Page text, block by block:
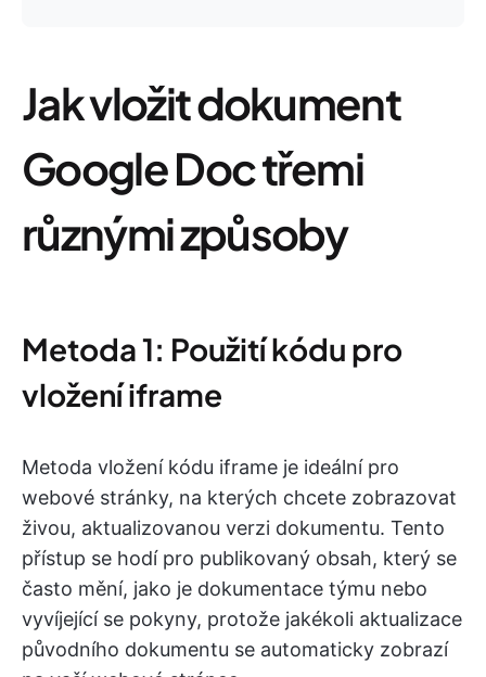
Jak vložit dokument
Google Doc třemi
různými způsoby
Metoda 1: Použití kódu pro
vložení iframe
Metoda vložení kódu iframe je ideální pro
webové stránky, na kterých chcete zobrazovat
živou, aktualizovanou verzi dokumentu. Tento
přístup se hodí pro publikovaný obsah, který se
často mění, jako je dokumentace týmu nebo
vyvíjející se pokyny, protože jakékoli aktualizace
původního dokumentu se automaticky zobrazí